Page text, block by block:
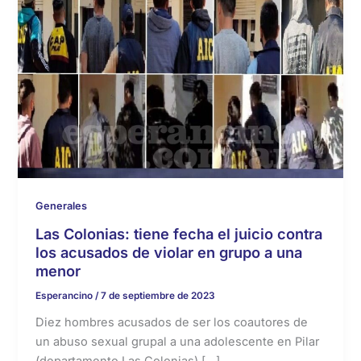
Generales
Las Colonias: tiene fecha el juicio contra
los acusados de violar en grupo a una
menor
Esperancino /7 de septiembre de 2023
Diez hombres acusados de ser los coautores de
un abuso sexual grupal a una adolescente en Pilar